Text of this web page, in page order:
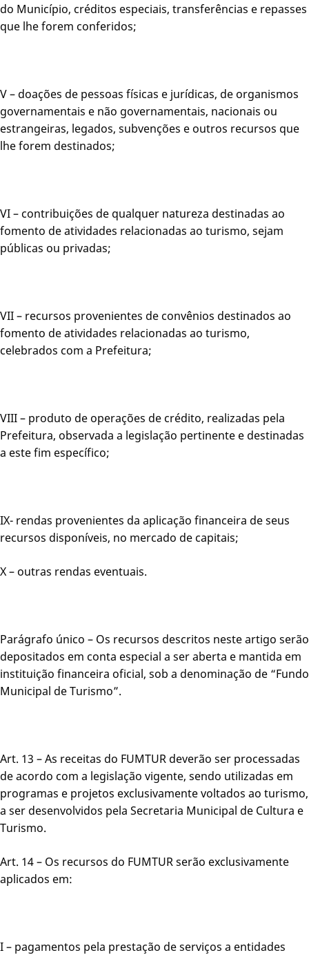
do Município, créditos especiais, transferências e repasses
que lhe forem conferidos;
V – doações de pessoas físicas e jurídicas, de organismos
governamentais e não governamentais, nacionais ou
estrangeiras, legados, subvenções e outros recursos que
lhe forem destinados;
VI – contribuições de qualquer natureza destinadas ao
fomento de atividades relacionadas ao turismo, sejam
públicas ou privadas;
VII – recursos provenientes de convênios destinados ao
fomento de atividades relacionadas ao turismo,
celebrados com a Prefeitura;
VIII – produto de operações de crédito, realizadas pela
Prefeitura, observada a legislação pertinente e destinadas
a este fim específico;
IX- rendas provenientes da aplicação financeira de seus
recursos disponíveis, no mercado de capitais;
X – outras rendas eventuais.
Parágrafo único – Os recursos descritos neste artigo serão
depositados em conta especial a ser aberta e mantida em
instituição financeira oficial, sob a denominação de “Fundo
Municipal de Turismo”.
Art. 13 – As receitas do FUMTUR deverão ser processadas
de acordo com a legislação vigente, sendo utilizadas em
programas e projetos exclusivamente voltados ao turismo,
a ser desenvolvidos pela Secretaria Municipal de Cultura e
Turismo.
Art. 14 – Os recursos do FUMTUR serão exclusivamente
aplicados em:
I – pagamentos pela prestação de serviços a entidades